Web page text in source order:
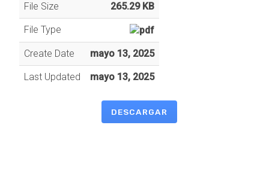
File Size 265.29 KB
File Type
Create Date mayo 13, 2025
Last Updated mayo 13, 2025
DESCARGAR